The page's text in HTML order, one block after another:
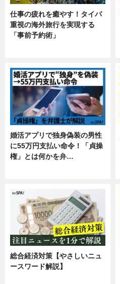
仕事の疲れを癒やす！タイパ
重視の海外旅行を実現する
「事前予約術」
婚活アプリで独身偽装の男性
に55万円支払い命令！「貞操
権」とは何かを弁…
総合経済対策【やさしいニュ
ースワード解説】